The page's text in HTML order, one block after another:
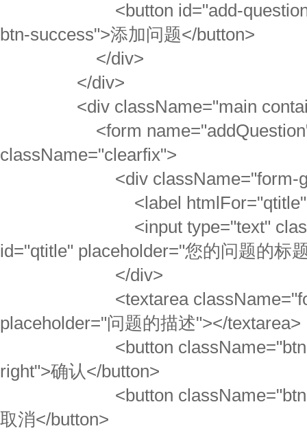
<button id="add-question-
btn-success">添加问题</button>
</div>
</div>
<div className="main
<form
className="clearfix">
<div className="form-
<label htmlFor="qtitle">问
<input type="text"
id="qtitle" placeholder="您的问题的标
</div>
<textarea className="form-
placeholder="问题的描述"></textarea>
<button className="btn
right">确认</button>
<button className="btn
取消</button>